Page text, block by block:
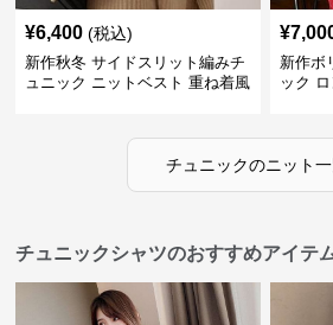
¥6,400 (税込)
新作秋冬 サイドスリット編みチ
ュニック ニットベスト 重ね着風
¥
新作ボ
ック
チュニックのニット
チュニックシャツのおすすめアイテ